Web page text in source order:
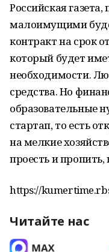
Российская газета,
малоимущими
контракт на срок
который будет
необходимости.
средства. Но
образовательные
стартап, то есть
на мелкие
проесть и пропить,
https://
Читайте нас